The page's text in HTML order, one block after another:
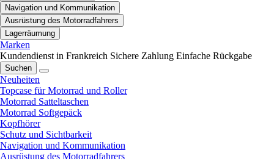
Navigation und Kommunikation
Ausrüstung des Motorradfahrers
Lagerräumung
Marken
Kundendienst in Frankreich Sichere Zahlung Einfache Rückgabe
Suchen
Neuheiten
Topcase für Motorrad und Roller
Motorrad Satteltaschen
Motorrad Softgepäck
Kopfhörer
Schutz und Sichtbarkeit
Navigation und Kommunikation
Ausrüstung des Motorradfahrers